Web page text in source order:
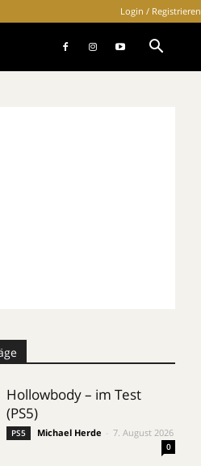
Login / Registrieren
Hollowbody – im Test
(PS5)
PS5 Michael Herde 7. August 2026
0